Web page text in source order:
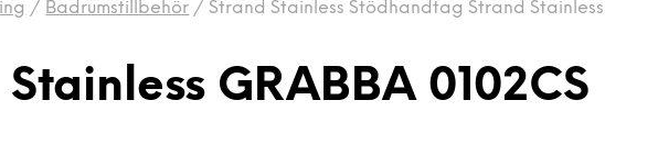
/ Badrumstillbehör / Strand Stainless Stödhandtag Strand Stainless
GRABBA 0102CS